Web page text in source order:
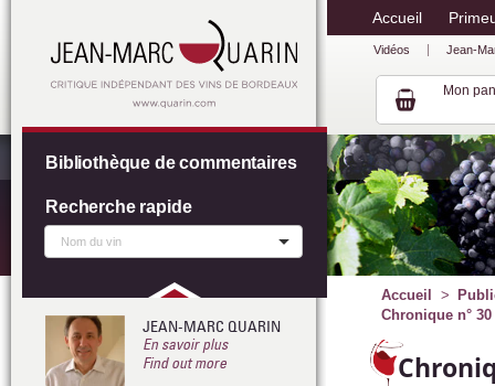
Accueil
Vidéos Jean-
Mon
Accueil
Chronique n°
Bibliothèque de commentaires
Recherche rapide
JEAN-MARC QUARIN
En savoir plus
Find out more